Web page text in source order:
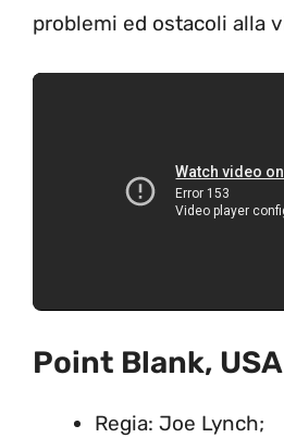
problemi ed ostacoli alla
Point Blank,
Regia: Joe Lynch;